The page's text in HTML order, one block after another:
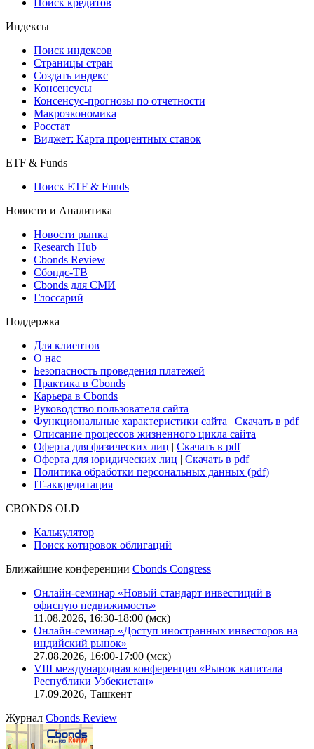
API каталог
Кредиты
Поиск кредитов
Индексы
Поиск индексов
Страницы стран
Создать индекс
Консенсусы
Макроэкономика
Виджет: Карта процентных ставок
ETF & Funds
Поиск ETF & Funds
Новости и Аналитика
Новости рынка
Research Hub
Сбондс-ТВ
Глоссарий
Поддержка
Для клиентов
О нас
Безопасность проведения платежей
Практика в Cbonds
Карьера в Cbonds
Руководство пользователя сайта
Функциональные характеристики сайта|Скачать в pdf
Описание процессов жизненного цикла сайта
Оферта для юридических лиц
IT-аккредитация
Поиск котировок облигаций
Ближайшие конференцииCbonds Congress
Онлайн-семинар «Новый стандарт инвестиций в
офисную недвижимость»
11.08.2026, 16:30-18:00 (мск)
Онлайн-семинар «Доступ иностранных инвесторов на
индийский рынок»
VIII международная конференция «Рынок капитала
Республики Узбекистан»
17.09.2026, Ташкент